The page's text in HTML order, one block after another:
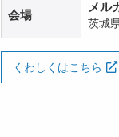
会場
メル
茨城
くわしくはこちら